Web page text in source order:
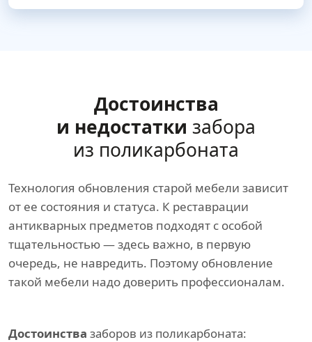
Достоинства
и недостатки забора
из поликарбоната
Технология обновления старой мебели зависит
от ее состояния и статуса. К реставрации
антикварных предметов подходят с особой
тщательностью — здесь важно, в первую
очередь, не навредить. Поэтому обновление
такой мебели надо доверить профессионалам.
Достоинства заборов из поликарбоната: